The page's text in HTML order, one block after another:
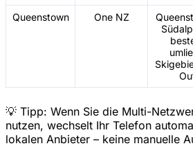
Queenstown
One NZ
💡 Tipp: Wenn Sie die Multi-
nutzen, wechselt Ihr Telefon
lokalen Anbieter – keine manuelle